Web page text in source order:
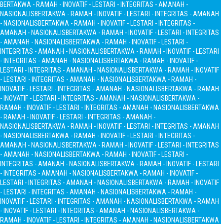
BERTAKWA - RAMAH - INOVATIF - LESTARI - INTEGRITAS - AMANAH -
NASIONALISBERTAKWA - RAMAH - INOVATIF - LESTARI - INTEGRITAS - AMANAH
- NASIONALISBERTAKWA - RAMAH - INOVATIF - LESTARI - INTEGRITAS -
AMANAH - NASIONALISBERTAKWA - RAMAH - INOVATIF - LESTARI - INTEGRITAS
- AMANAH - NASIONALISBERTAKWA - RAMAH - INOVATIF - LESTARI -
INTEGRITAS - AMANAH - NASIONALISBERTAKWA - RAMAH - INOVATIF - LESTARI
- INTEGRITAS - AMANAH - NASIONALISBERTAKWA - RAMAH - INOVATIF -
LESTARI - INTEGRITAS - AMANAH - NASIONALISBERTAKWA - RAMAH - INOVATIF
- LESTARI - INTEGRITAS - AMANAH - NASIONALISBERTAKWA - RAMAH -
INOVATIF - LESTARI - INTEGRITAS - AMANAH - NASIONALISBERTAKWA - RAMAH
- INOVATIF - LESTARI - INTEGRITAS - AMANAH - NASIONALISBERTAKWA -
RAMAH - INOVATIF - LESTARI - INTEGRITAS - AMANAH - NASIONALISBERTAKWA
- RAMAH - INOVATIF - LESTARI - INTEGRITAS - AMANAH -
NASIONALISBERTAKWA - RAMAH - INOVATIF - LESTARI - INTEGRITAS - AMANAH
- NASIONALISBERTAKWA - RAMAH - INOVATIF - LESTARI - INTEGRITAS -
AMANAH - NASIONALISBERTAKWA - RAMAH - INOVATIF - LESTARI - INTEGRITAS
- AMANAH - NASIONALISBERTAKWA - RAMAH - INOVATIF - LESTARI -
INTEGRITAS - AMANAH - NASIONALISBERTAKWA - RAMAH - INOVATIF - LESTARI
- INTEGRITAS - AMANAH - NASIONALISBERTAKWA - RAMAH - INOVATIF -
LESTARI - INTEGRITAS - AMANAH - NASIONALISBERTAKWA - RAMAH - INOVATIF
- LESTARI - INTEGRITAS - AMANAH - NASIONALISBERTAKWA - RAMAH -
INOVATIF - LESTARI - INTEGRITAS - AMANAH - NASIONALISBERTAKWA - RAMAH
- INOVATIF - LESTARI - INTEGRITAS - AMANAH - NASIONALISBERTAKWA -
RAMAH - INOVATIF - LESTARI - INTEGRITAS - AMANAH - NASIONALISBERTAKWA